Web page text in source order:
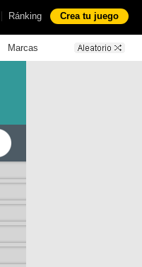
| Ránking Crea tu juego
Marcas